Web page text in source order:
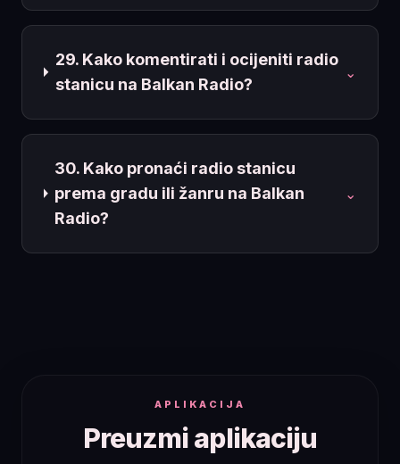
29. Kako komentirati i ocijeniti radio
stanicu na Balkan Radio?
⌄
30. Kako pronaći radio stanicu
prema gradu ili žanru na Balkan
Radio?
⌄
APLIKACIJA
Preuzmi aplikaciju